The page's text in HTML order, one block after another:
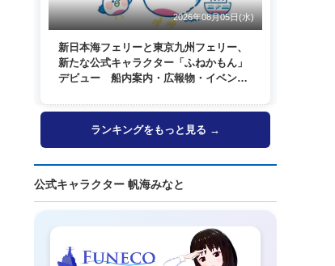
2026年08月05日(水)
新日本海フェリーと東京九州フェリー、
新たな公式キャラクター「ふねかもん」
デビュー 船内案内・広報物・イベン
ランキングをもっと見る →
公式キャラクター 帆海みなと